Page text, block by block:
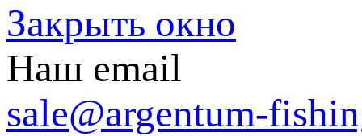
Закрыть окно
Наш email
sale@argentum-